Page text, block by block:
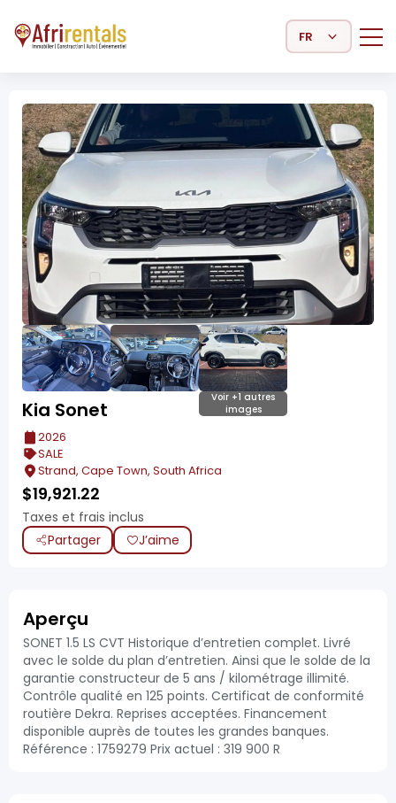
Select Language
Voir +1 autres
images
Kia Sonet
2026
SALE
Strand, Cape Town, South Africa
$19,921.22
Taxes et frais inclus
Partager
J’aime
Aperçu
SONET 1.5 LS CVT Historique d’entretien complet. Livré
avec le solde du plan d’entretien. Ainsi que le solde de la
garantie constructeur de 5 ans / kilométrage illimité.
Contrôle qualité en 125 points. Certificat de conformité
routière Dekra. Reprises acceptées. Financement
disponible auprès de toutes les grandes banques.
Référence : 1759279 Prix actuel : 319 900 R